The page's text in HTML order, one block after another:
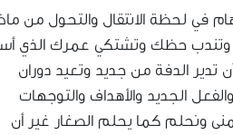
في لحظة الانتقال والتحول من
وتندب حظك وتشتكي عمرك الذي
تدير الدفة من جديد وتعيد دوران
الجديد والأهداف والتوجهات
ونحلم كما يحلم الصغار غير أن